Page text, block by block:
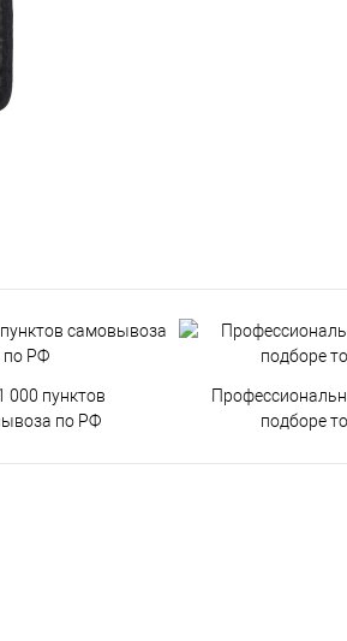
000 пунктов
по РФ
подборе